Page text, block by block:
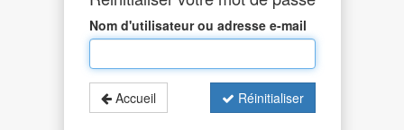
Nom d'utilisateur ou adresse e-mail
Accueil Réinitialiser